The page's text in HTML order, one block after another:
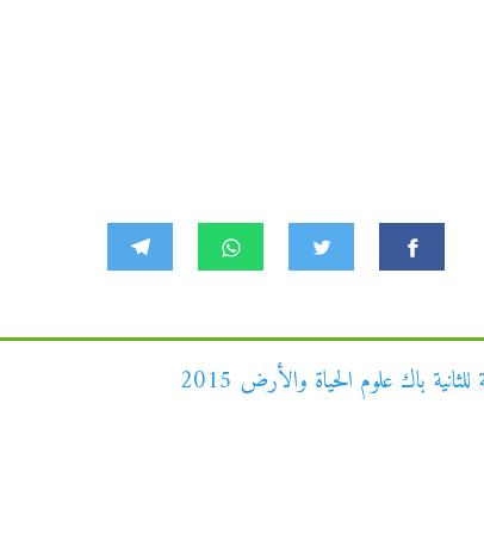
باك علوم الحياة والأرض 2015